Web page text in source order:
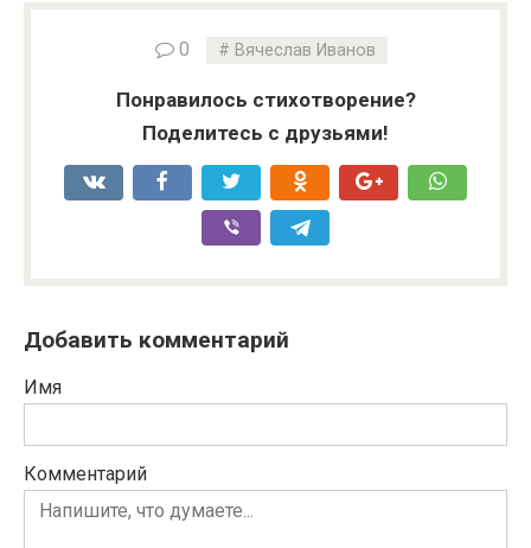
0 Вячеслав Иванов
Понравилось стихотворение?
Поделитесь с друзьями!
Добавить комментарий
Имя
Комментарий